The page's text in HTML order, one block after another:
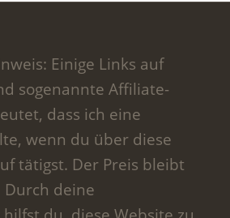
Einige Links auf
sogenannte Affiliate-
dass ich eine
wenn du über diese
tätigst. Der Preis bleibt
deine